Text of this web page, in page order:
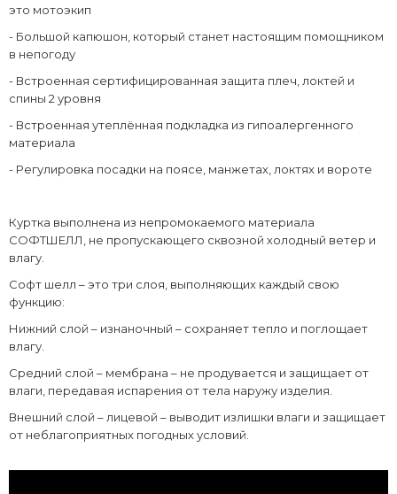
это мотоэкип
- Большой капюшон, который станет настоящим помощником
в непогоду
- Встроенная сертифицированная защита плеч, локтей и
спины 2 уровня
- Встроенная утеплённая подкладка из гипоалергенного
материала
- Регулировка посадки на поясе, манжетах, локтях и вороте
Куртка выполнена из непромокаемого материала
СОФТШЕЛЛ, не пропускающего сквозной холодный ветер и
влагу.
Софт шелл – это три слоя, выполняющих каждый свою
функцию:
Нижний слой – изнаночный – сохраняет тепло и поглощает
влагу.
Средний слой – мембрана – не продувается и защищает от
влаги, передавая испарения от тела наружу изделия.
Внешний слой – лицевой – выводит излишки влаги и защищает
от неблагоприятных погодных условий.